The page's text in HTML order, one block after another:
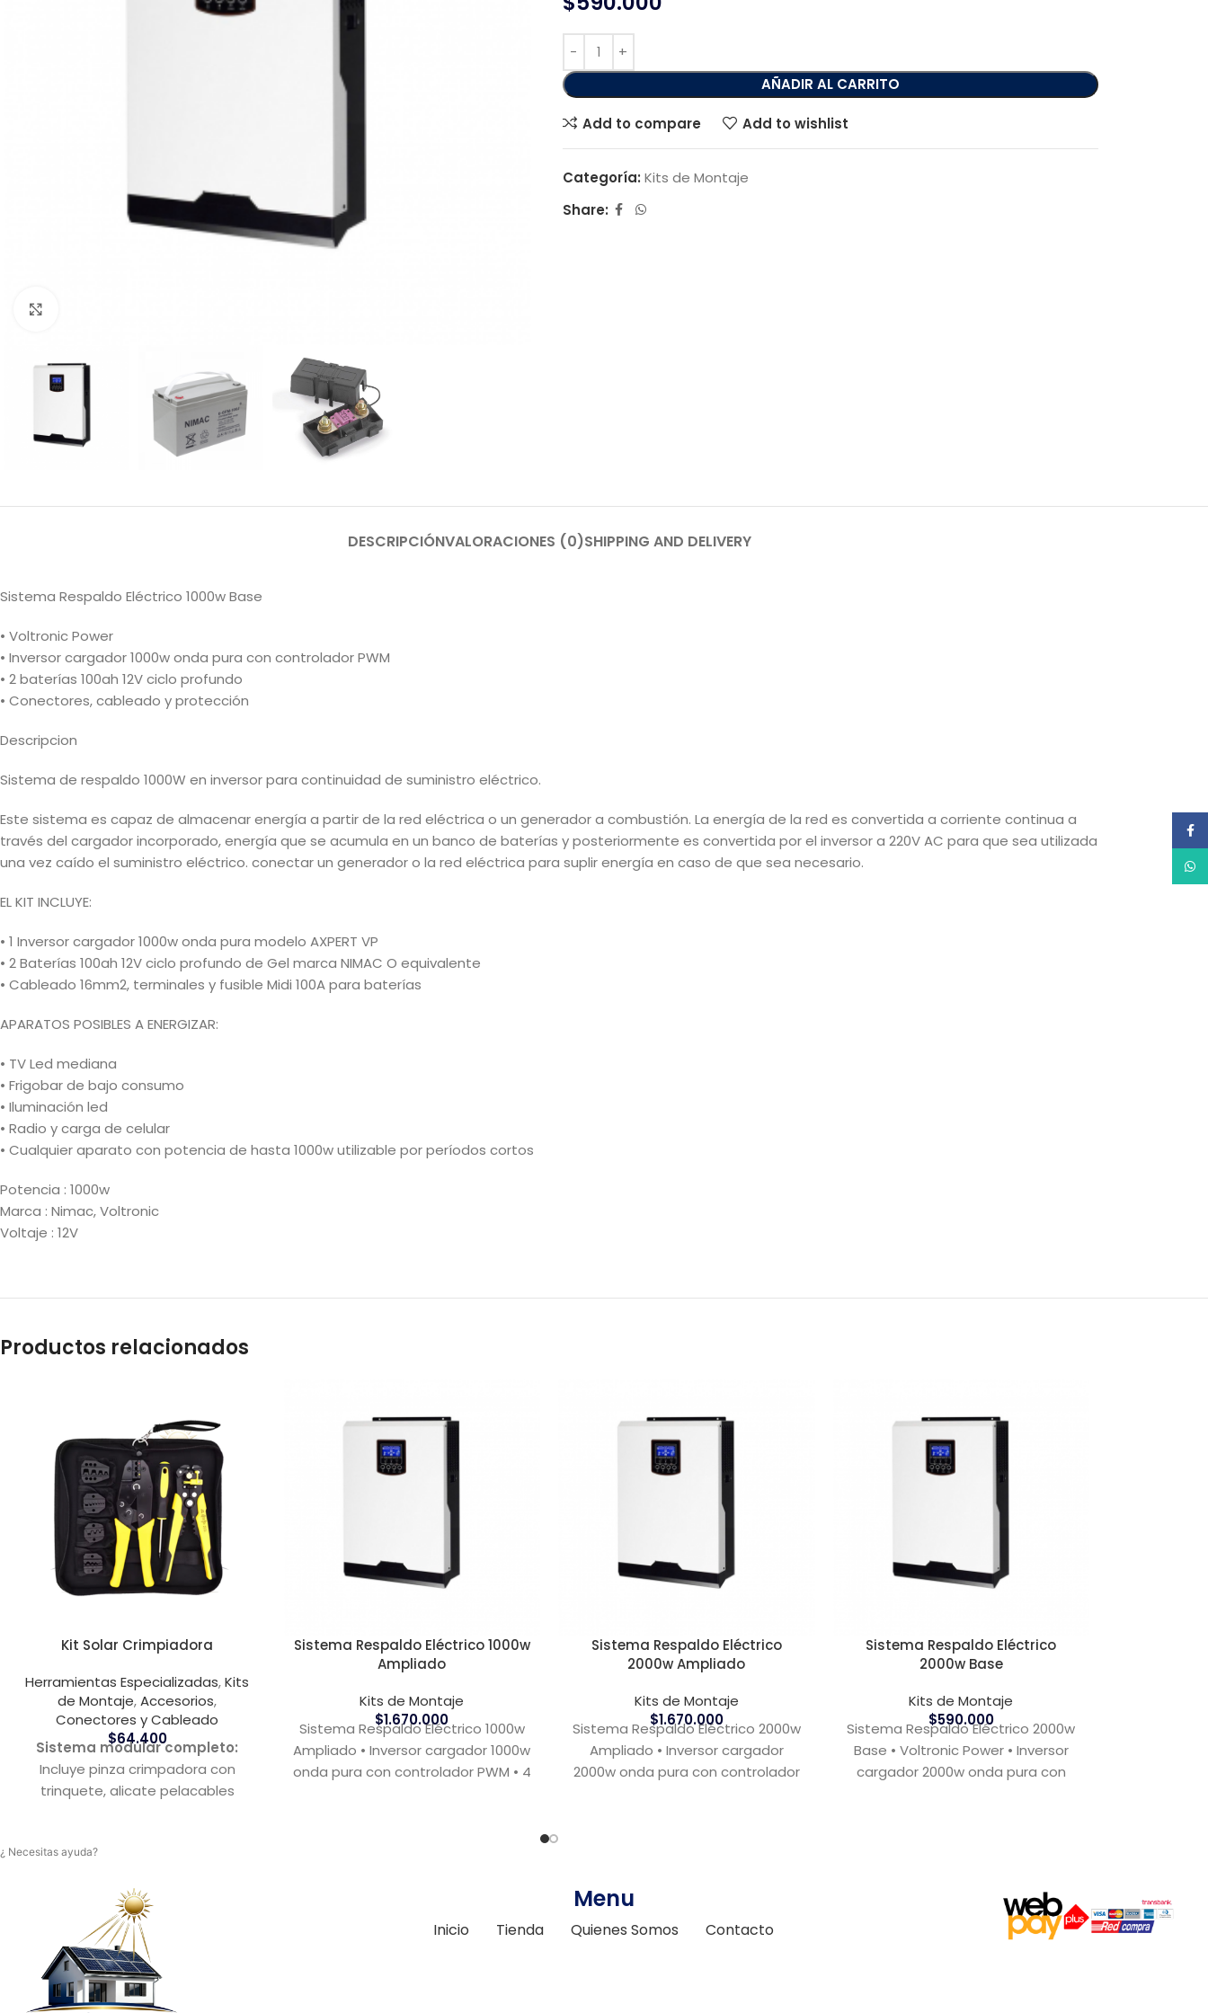
AÑADIR AL CARRITO
Add to compare Add to wishlist
Categoría: Kits de Montaje
Share:
DESCRIPCIÓNVALORACIONES (0)SHIPPING AND DELIVERY
Sistema Respaldo Eléctrico 1000w Base
• Voltronic Power
• Inversor cargador 1000w onda pura con controlador PWM
• 2 baterías 100ah 12V ciclo profundo
• Conectores, cableado y protección
Descripcion
Sistema de respaldo 1000W en inversor para continuidad de suministro eléctrico.
Este sistema es capaz de almacenar energía a partir de la red eléctrica o un generador a combustión. La energía de la red es convertida a corriente continua a
través del cargador incorporado, energía que se acumula en un banco de baterías y posteriormente es convertida por el inversor a 220V AC para que sea utilizada
una vez caído el suministro eléctrico. conectar un generador o la red eléctrica para suplir energía en caso de que sea necesario.
EL KIT INCLUYE:
• 1 Inversor cargador 1000w onda pura modelo AXPERT VP
• 2 Baterías 100ah 12V ciclo profundo de Gel marca NIMAC O equivalente
• Cableado 16mm2, terminales y fusible Midi 100A para baterías
APARATOS POSIBLES A ENERGIZAR:
• TV Led mediana
• Frigobar de bajo consumo
• Iluminación led
• Radio y carga de celular
• Cualquier aparato con potencia de hasta 1000w utilizable por períodos cortos
Potencia : 1000w
Marca : Nimac, Voltronic
Voltaje : 12V
Productos relacionados
Kit Solar Crimpiadora
Herramientas Especializadas,Kits
de Montaje,Accesorios,
Conectores y Cableado
$64.400
Sistema modular completo:
Incluye pinza crimpadora con
trinquete, alicate pelacables
Prensado de alta precisión:
aseguran un engaste perfecto y
normativo en terminales
fotovoltaicos y eléctricos.
Estuche rígido portátil:
textil con organizadores internos
que optimiza el traslado seguro y
Sistema Respaldo Eléctrico 1000w
Ampliado
Kits de Montaje
$1.670.000
Sistema Respaldo Eléctrico 1000w
Ampliado • Inversor cargador 1000w
onda pura con controlador PWM • 4
Sistema Respaldo Eléctrico
2000w Ampliado
Kits de Montaje
$1.670.000
Sistema Respaldo Eléctrico 2000w
Ampliado • Inversor cargador
2000w onda pura con controlador
Sistema Respaldo Eléctrico
2000w Base
Kits de Montaje
$590.000
Sistema Respaldo Eléctrico 2000w
Base • Voltronic Power • Inversor
cargador 2000w onda pura con
¿ Necesitas ayuda?
Menu
Inicio Tienda Quienes Somos Contacto